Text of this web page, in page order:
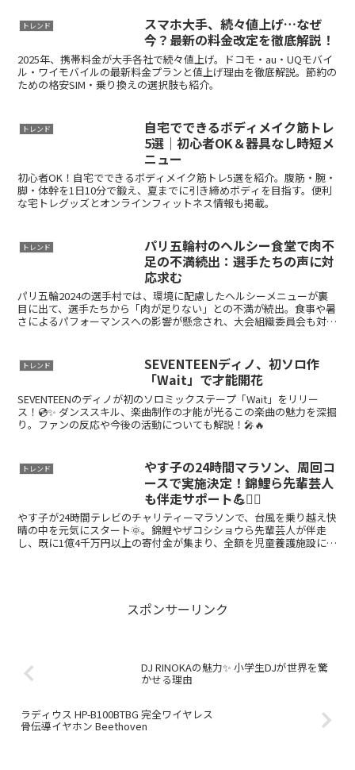
トレンド
スマホ大手、続々値上げ…なぜ
今？最新の料金改定を徹底解説！
2025年、携帯料金が大手各社で続々値上げ。ドコモ・au・UQモバイ
ル・ワイモバイルの最新料金プランと値上げ理由を徹底解説。節約の
ための格安SIM・乗り換えの選択肢も紹介。
トレンド
自宅でできるボディメイク筋トレ
5選｜初心者OK＆器具なし時短メ
ニュー
初心者OK！自宅でできるボディメイク筋トレ5選を紹介。腹筋・腕・
脚・体幹を1日10分で鍛え、夏までに引き締めボディを目指す。便利
な宅トレグッズとオンラインフィットネス情報も掲載。
トレンド
パリ五輪村のヘルシー食堂で肉不
足の不満続出：選手たちの声に対
応求む
パリ五輪2024の選手村では、環境に配慮したヘルシーメニューが裏
目に出て、選手たちから「肉が足りない」との不満が続出。食事や暑
さによるパフォーマンスへの影響が懸念され、大会組織委員会も対応
トレンド
SEVENTEENディノ、初ソロ作
「Wait」で才能開花
SEVENTEENのディノが初のソロミックステープ「Wait」をリリー
ス！💿✨ ダンススキル、楽曲制作の才能が光るこの楽曲の魅力を深掘
り。ファンの反応や今後の活動についても解説！🎤🔥
トレンド
やす子の24時間マラソン、周回コ
ースで実施決定！錦鯉ら先輩芸人
も伴走サポート💪🏃‍♀️
やす子が24時間テレビのチャリティーマラソンで、台風を乗り越え快
晴の中を元気にスタート🌞。錦鯉やザコシショウら先輩芸人が伴走
し、既に1億4千万円以上の寄付金が集まり、全額を児童養護施設に寄
スポンサーリンク
DJ RINOKAの魅力✨ 小学生DJが世界を驚
かせる理由
ラディウス HP-B100BTBG 完全ワイヤレス
骨伝導イヤホン Beethoven